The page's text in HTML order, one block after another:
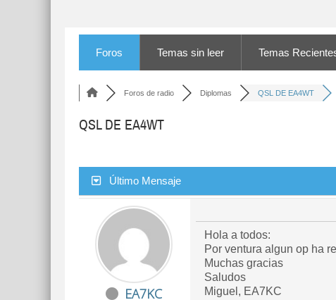
Foros Temas sin leer Temas
Foros de radio Diplomas QSL DE EA4WT
QSL DE EA4WT
Último Mensaje
EA7KC
Hola a todos:
Por ventura algun op ha
Muchas gracias
Saludos
Miguel, EA7KC